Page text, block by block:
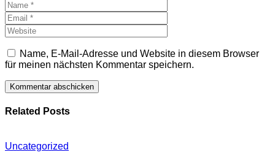
Name, E-Mail-Adresse und Website in diesem Browser
für meinen nächsten Kommentar speichern.
Related Posts
Uncategorized